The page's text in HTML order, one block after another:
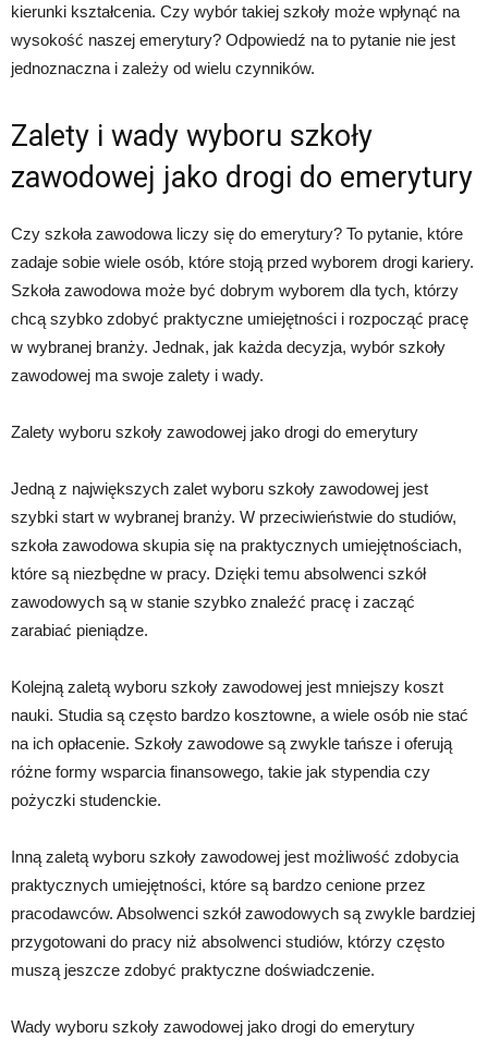
kierunki kształcenia. Czy wybór takiej szkoły może wpłynąć na
wysokość naszej emerytury? Odpowiedź na to pytanie nie jest
jednoznaczna i zależy od wielu czynników.
Zalety i wady wyboru szkoły
zawodowej jako drogi do emerytury
Czy szkoła zawodowa liczy się do emerytury? To pytanie, które
zadaje sobie wiele osób, które stoją przed wyborem drogi kariery.
Szkoła zawodowa może być dobrym wyborem dla tych, którzy
chcą szybko zdobyć praktyczne umiejętności i rozpocząć pracę
w wybranej branży. Jednak, jak każda decyzja, wybór szkoły
zawodowej ma swoje zalety i wady.
Zalety wyboru szkoły zawodowej jako drogi do emerytury
Jedną z największych zalet wyboru szkoły zawodowej jest
szybki start w wybranej branży. W przeciwieństwie do studiów,
szkoła zawodowa skupia się na praktycznych umiejętnościach,
które są niezbędne w pracy. Dzięki temu absolwenci szkół
zawodowych są w stanie szybko znaleźć pracę i zacząć
zarabiać pieniądze.
Kolejną zaletą wyboru szkoły zawodowej jest mniejszy koszt
nauki. Studia są często bardzo kosztowne, a wiele osób nie stać
na ich opłacenie. Szkoły zawodowe są zwykle tańsze i oferują
różne formy wsparcia finansowego, takie jak stypendia czy
pożyczki studenckie.
Inną zaletą wyboru szkoły zawodowej jest możliwość zdobycia
praktycznych umiejętności, które są bardzo cenione przez
pracodawców. Absolwenci szkół zawodowych są zwykle bardziej
przygotowani do pracy niż absolwenci studiów, którzy często
muszą jeszcze zdobyć praktyczne doświadczenie.
Wady wyboru szkoły zawodowej jako drogi do emerytury